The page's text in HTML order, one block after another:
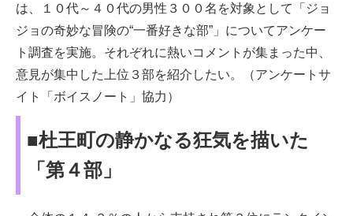
は、１０代～４０代の男性３００名を対象として「ジョ
ジョの奇妙な冒険の“一番好きな部”」についてアンケー
ト調査を実施。それぞれに熱いコメントが集まった中、
意見が集中した上位３部を紹介したい。（アンケートサ
イト「ボイスノート」協力）
■杜王町の静かなる狂気を描いた
「第４部」